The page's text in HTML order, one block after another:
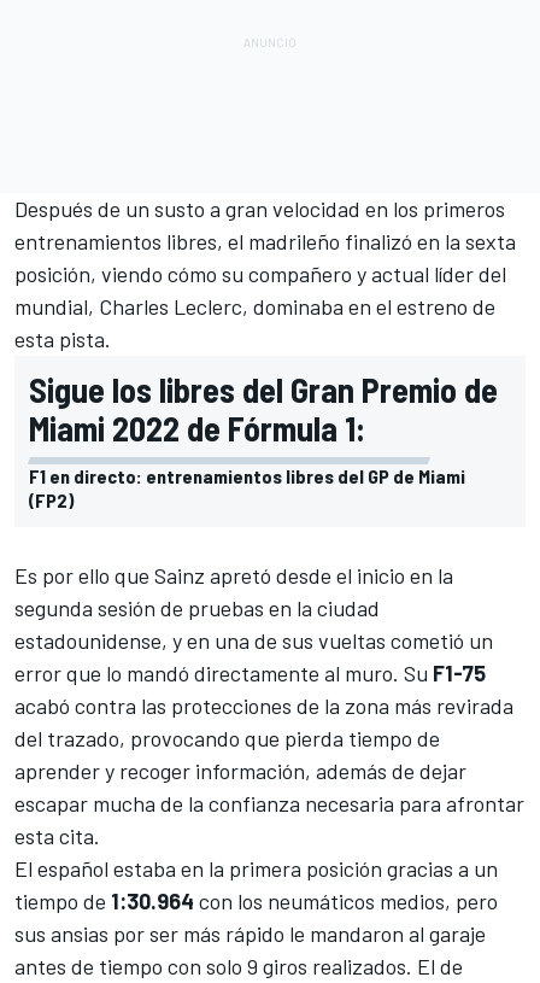
Después de un susto a gran velocidad en los primeros
entrenamientos libres, el madrileño finalizó en la sexta
posición, viendo cómo su compañero y actual líder del
mundial, Charles Leclerc, dominaba en el estreno de
esta pista.
Sigue los libres del Gran Premio de
Miami 2022 de Fórmula 1:
F1 en directo: entrenamientos libres del GP de Miami
(FP2)
Es por ello que Sainz apretó desde el inicio en la
segunda sesión de pruebas en la ciudad
estadounidense, y en una de sus vueltas cometió un
error que lo mandó directamente al muro. Su F1-75
acabó contra las protecciones de la zona más revirada
del trazado, provocando que pierda tiempo de
aprender y recoger información, además de dejar
escapar mucha de la confianza necesaria para afrontar
esta cita.
El español estaba en la primera posición gracias a un
tiempo de 1:30.964 con los neumáticos medios, pero
sus ansias por ser más rápido le mandaron al garaje
antes de tiempo con solo 9 giros realizados. El de